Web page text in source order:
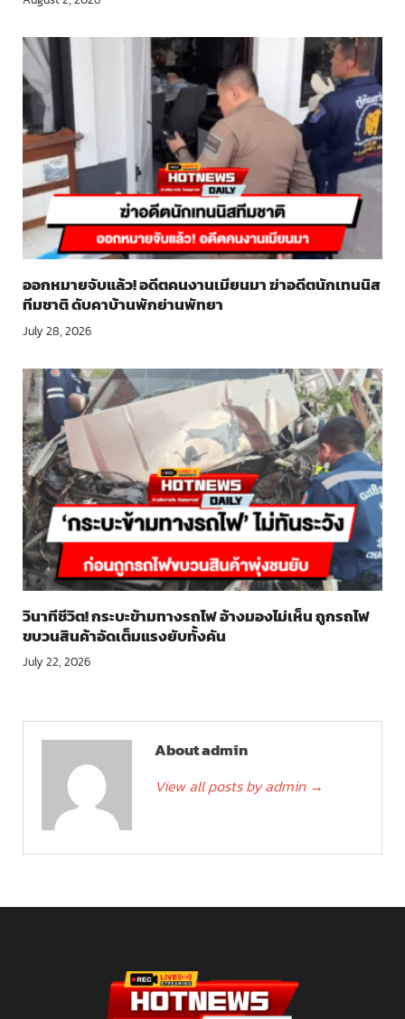
ออกหมายจับแล้ว! อดีตคนงานเมียนมา ฆ่าอดีตนักเทนนิส
ทีมชาติ ดับคาบ้านพักย่านพัทยา
July 28, 2026
วินาทีชีวิต! กระบะข้ามทางรถไฟ อ้างมองไม่เห็น ถูกรถไฟ
ขบวนสินค้าอัดเต็มแรงยับทั้งคัน
July 22, 2026
About admin
View all posts by admin →